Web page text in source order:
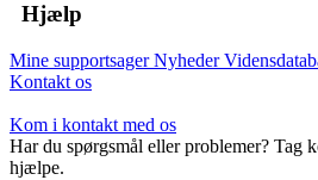
Hjælp
Mine supportsagerNyheder
Kontakt os
Kom i kontakt med os
Har du spørgsmål eller problemer? Tag
hjælpe.